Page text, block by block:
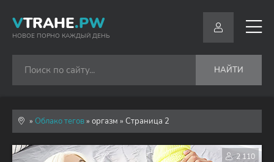
VTRAHE.PW
НОВОЕ ПОРНО КАЖДЫЙ ДЕНЬ
НАЙТИ
» Облако тегов» оргазм » Страница 2
2 110